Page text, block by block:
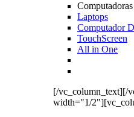
Computadoras
Laptops
Computador
TouchScreen
All in One
[/vc_column_text][/
width="1/